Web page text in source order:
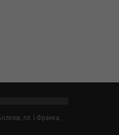
пл. І.Франка,